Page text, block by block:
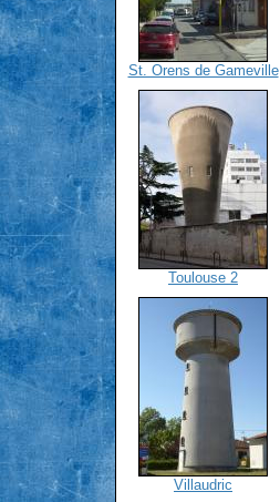
St. Orens de Gameville
Toulouse 2
Villaudric